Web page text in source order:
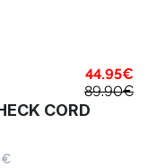
44.95€
89.90€
CORD